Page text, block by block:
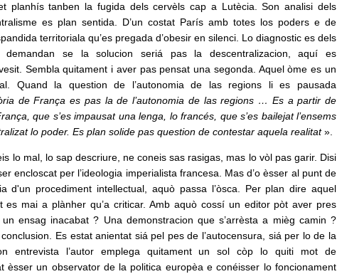
planhís tanben la fugida dels cervèls cap a Lutècia. Son analisi dels
es plan sentida. D’un costat París amb totes los poders e de
territoriala qu’es pregada d’obesir en silenci. Lo diagnostic es dels
se la solucion seriá pas la descentralizacion, aquí es
Sembla quitament i aver pas pensat una segonda. Aquel òme es un
Quand la question de l’autonomia de las regions li es pausada
de França es pas la de l’autonomia de las regions … Es a partir de
que s’es impausat una lenga, lo francés, que s’es bailejat l’ensems
lo poder. Es plan solide pas question de contestar aquela realitat».
lo mal, lo sap descriure, ne coneis sas rasigas, mas lo vòl pas garir. Disi
encloscat per l’ideologia imperialista francesa. Mas d’o èsser al punt de
d'un procediment intellectual, aquò passa l’òsca. Per plan dire aquel
es mai a plànher qu’a criticar.Amb aquò cossí un editor pòt aver pres
un ensag inacabat ? Una demonstracion que s’arrèsta a mièg camin ?
Es estat anientat siá pel pes de l’autocensura, siá per lo de la
entrevista l’autor emplega quitament un sol còp lo quiti mot de
èsser un observator de la politica europèa e conéisser lo foncionament